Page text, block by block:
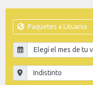
Paquetes a Lituania